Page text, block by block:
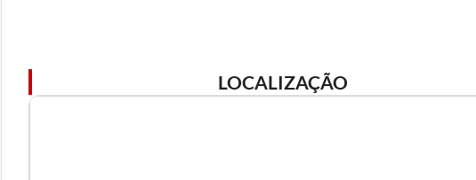
LOCALIZAÇÃO